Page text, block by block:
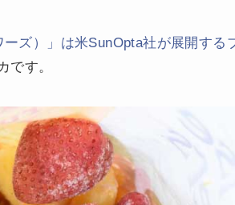
ズ）」は米SunOpta社が展開する
です。